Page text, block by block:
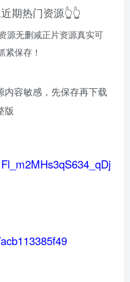
期热门资源👆👆
源无删减正片资源真实可
紧保存！
容敏感，先保存再下载
版